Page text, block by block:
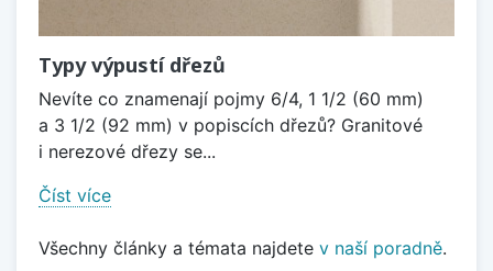
Typy výpustí dřezů
Nevíte co znamenají pojmy 6/4, 1 1/2 (60 mm)
a 3 1/2 (92 mm) v popiscích dřezů? Granitové
i nerezové dřezy se...
Číst více
Všechny články a témata najdete v naší poradně.